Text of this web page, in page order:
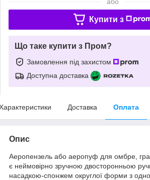
Купити з
Що таке купити з Пром?
Замовлення під захистом
Доступна доставка
Доставка Оплата
Опис
Аеропензель або аеропуф для омбре,
є неймовірно зручною двосторонньою
насадкою-спонжем округлої форми з